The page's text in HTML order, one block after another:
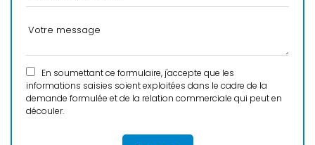
En soumettant ce formulaire, j'accepte que les
informations saisies soient exploitées dans le cadre de la
demande formulée et de la relation commerciale qui peut en
découler.